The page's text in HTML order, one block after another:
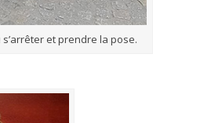
et prendre la pose.